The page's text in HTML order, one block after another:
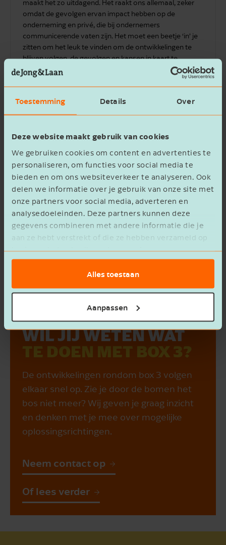
Toestemming Details Over
Deze website maakt gebruik van cookies
We gebruiken cookies om content en advertenties te
personaliseren, om functies voor social media te
bieden en om ons websiteverkeer te analyseren. Ook
delen we informatie over je gebruik van onze site met
onze partners voor social media, adverteren en
analysedoeleinden. Deze partners kunnen deze
gegevens combineren met andere informatie die je
aan ze hebt verstrekt of die ze hebben verzameld op
basis van het gebruik van hun services.
Alles toestaan
Aanpassen
maakt het zo uitdagend. Het raakt ons allemaal, zeker
omdat de gevolgen ervan impact hebben op de
onderneming en privé, die bij ondernemers
communicerende vaten zijn. Het moet een beetje ‘in’ je
zitten om het leuk te vinden om de ontwikkelingen te
blijven volgen, de gevolgen en kansen in kaart te
brengen en die op een begrijpelijke manier te delen. En
dat geldt zeker voor mij.
Neem contact op
WIL JIJ WETEN WAT
TE DOEN MET BOX 3?
De ontwikkelingen rondom box 3 volgen
elkaar snel op. Zie je door de bomen het
bos niet meer? Wij geven je graag inzicht
en denken met je mee over mogelijke
oplossingsrichtingen.
Neem contact op
Of lees verder